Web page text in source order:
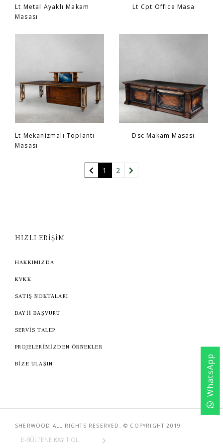
Lt Metal Ayaklı Makam
Masası
Lt Cpt Office Masa
Lt Mekanizmalı Toplantı
Masası
Dsc Makam Masası
1 (current)
2
WhatsApp
HIZLI ERİŞİM
HAKKIMIZDA
KVKK
SATIŞ NOKTALARI
BAYİİ BAŞVURU
SERVİS TALEP
PROJELERİMİZDEN ÖRNEKLER
BİZE ULAŞIN
SHERWOOD ALL RIGHTS RESERVED. © COPYRIGHT 2019